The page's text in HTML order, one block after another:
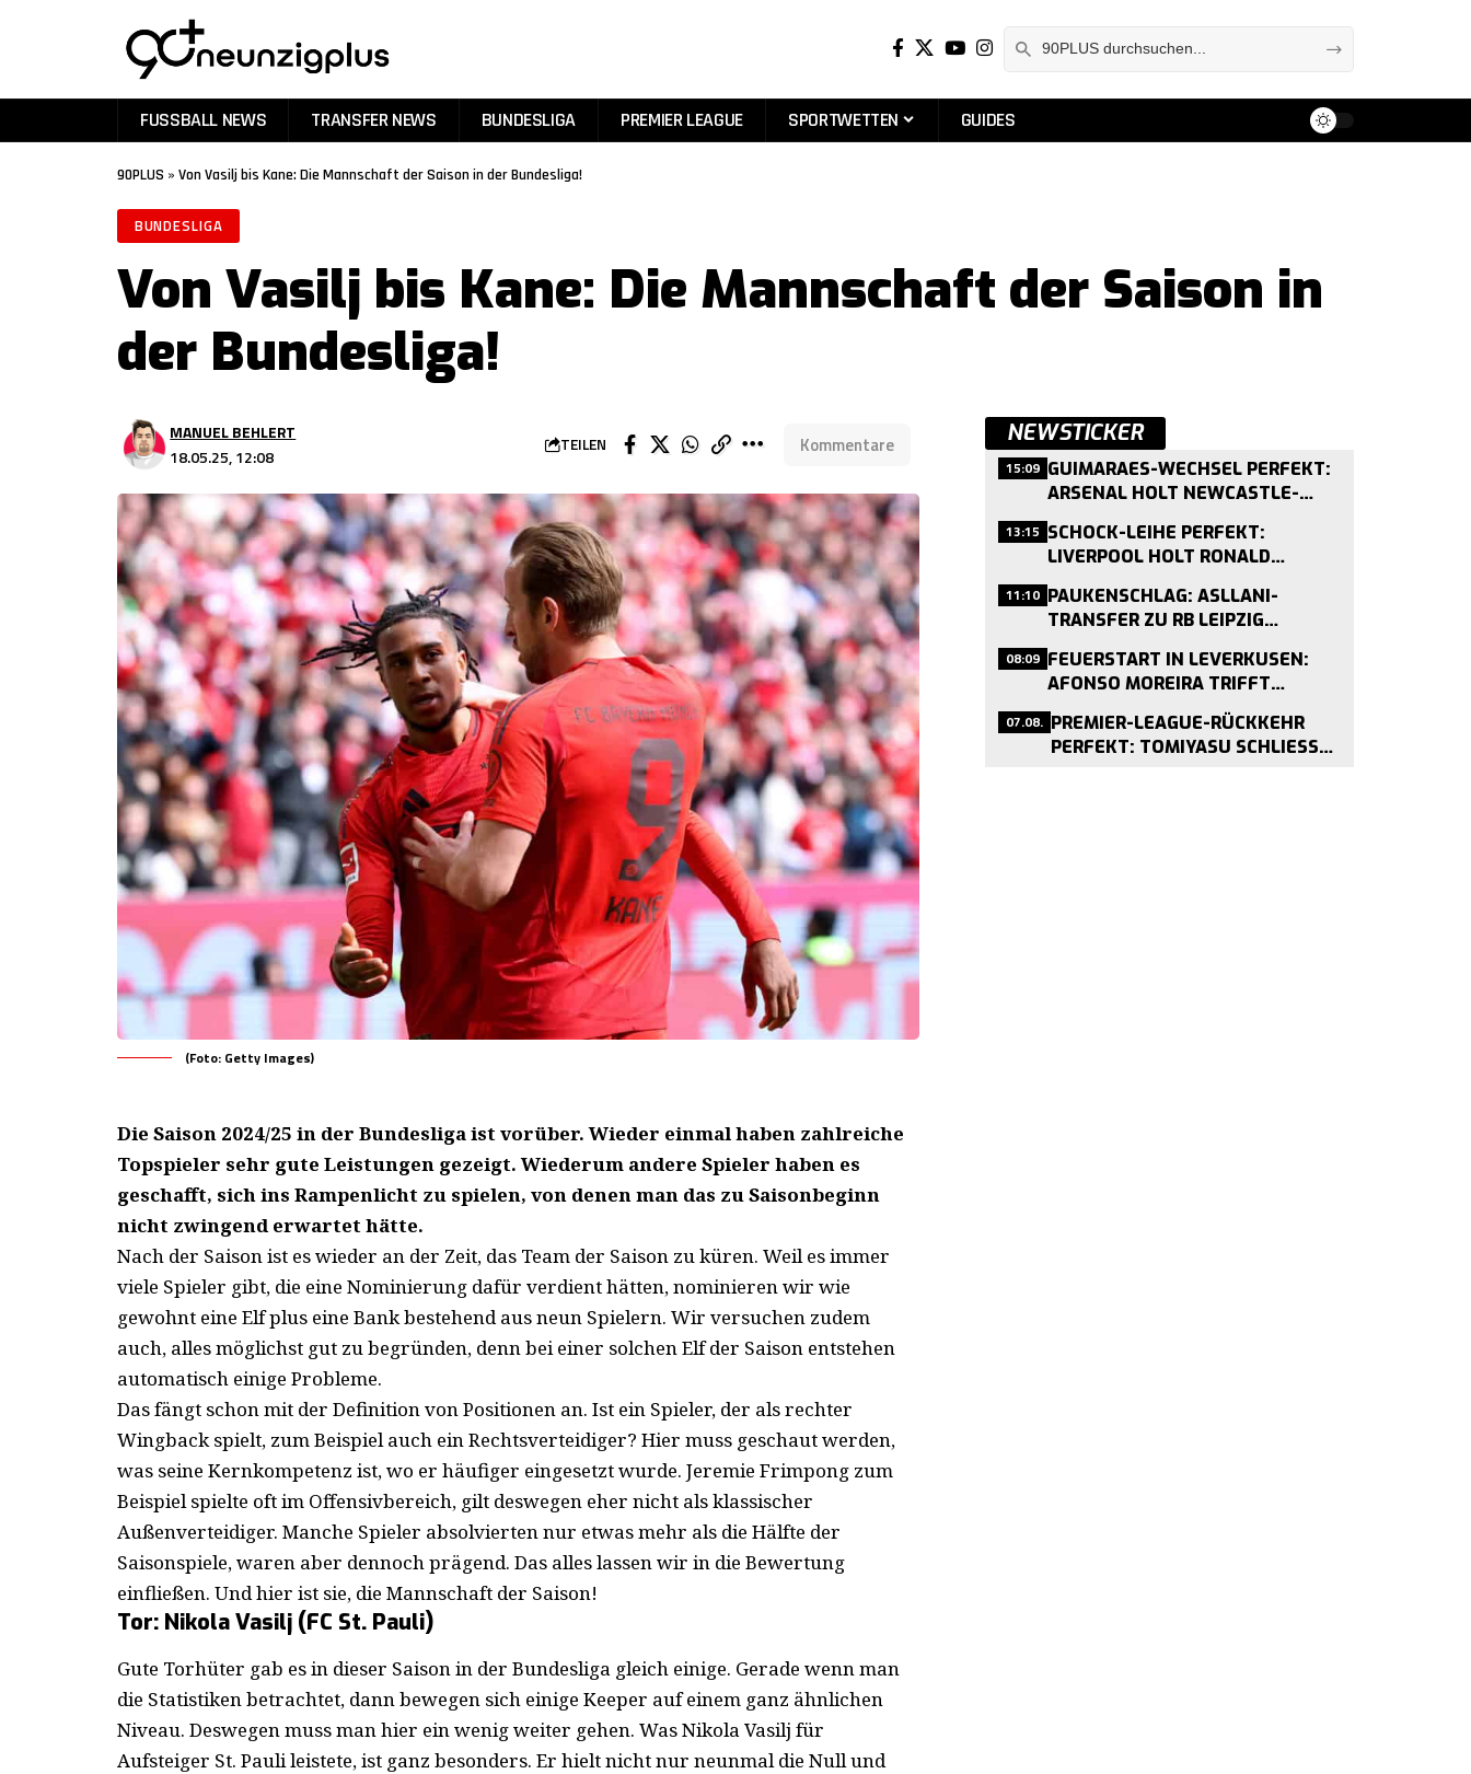
FUSSBALL NEWS TRANSFER NEWS BUNDESLIGA PREMIER LEAGUE SPORTWETTEN GUIDES
90PLUS » Von Vasilj bis Kane: Die Mannschaft der Saison in der Bundesliga!
BUNDESLIGA
Von Vasilj bis Kane: Die Mannschaft der Saison in
der Bundesliga!
18.05.25, 12:08
MANUEL BEHLERT
TEILEN Kommentare
(Foto: Getty Images)
Die Saison 2024/25 in der Bundesliga ist vorüber. Wieder einmal haben zahlreiche
Topspieler sehr gute Leistungen gezeigt. Wiederum andere Spieler haben es
geschafft, sich ins Rampenlicht zu spielen, von denen man das zu Saisonbeginn
nicht zwingend erwartet hätte.
Nach der Saison ist es wieder an der Zeit, das Team der Saison zu küren. Weil es immer
viele Spieler gibt, die eine Nominierung dafür verdient hätten, nominieren wir wie
gewohnt eine Elf plus eine Bank bestehend aus neun Spielern. Wir versuchen zudem
auch, alles möglichst gut zu begründen, denn bei einer solchen Elf der Saison entstehen
automatisch einige Probleme.
Das fängt schon mit der Definition von Positionen an. Ist ein Spieler, der als rechter
Wingback spielt, zum Beispiel auch ein Rechtsverteidiger? Hier muss geschaut werden,
was seine Kernkompetenz ist, wo er häufiger eingesetzt wurde. Jeremie Frimpong zum
Beispiel spielte oft im Offensivbereich, gilt deswegen eher nicht als klassischer
Außenverteidiger. Manche Spieler absolvierten nur etwas mehr als die Hälfte der
Saisonspiele, waren aber dennoch prägend. Das alles lassen wir in die Bewertung
einfließen. Und hier ist sie, die Mannschaft der Saison!
Tor: Nikola Vasilj (FC St. Pauli)
Gute Torhüter gab es in dieser Saison in der Bundesliga gleich einige. Gerade wenn man
die Statistiken betrachtet, dann bewegen sich einige Keeper auf einem ganz ähnlichen
Niveau. Deswegen muss man hier ein wenig weiter gehen. Was Nikola Vasilj für
Aufsteiger St. Pauli leistete, ist ganz besonders. Er hielt nicht nur neunmal die Null und
NEWSTICKER
15:09 GUIMARAES-WECHSEL PERFEKT:
ARSENAL HOLT NEWCASTLE-
PFUND
13:15 SCHOCK-LEIHE PERFEKT:
LIVERPOOL HOLT RONALD
MEDIZINCHECK HEUTE
11:10 PAUKENSCHLAG: ASLLANI-
TRANSFER ZU RB LEIPZIG
STOPPT WECHSEL
08:09 FEUERSTART IN LEVERKUSEN:
AFONSO MOREIRA TRIFFT
VIERMAL IN DREI TESTSPIELEN
07.08. PREMIER-LEAGUE-RÜCKKEHR
PERFEKT: TOMIYASU SCHLIESST S